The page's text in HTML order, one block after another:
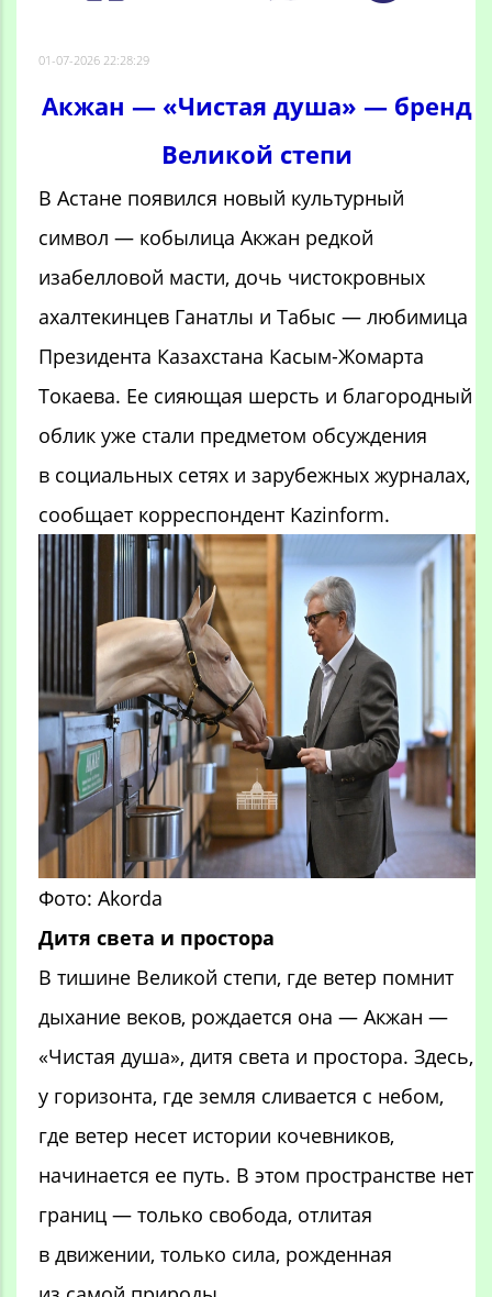
01-07-2026 22:28:29
Акжан — «Чистая душа» — бренд
Великой степи
В Астане появился новый культурный
символ — кобылица Акжан редкой
изабелловой масти, дочь чистокровных
ахалтекинцев Ганатлы и Табыс — любимица
Президента Казахстана Касым-Жомарта
Токаева. Ее сияющая шерсть и благородный
облик уже стали предметом обсуждения
в социальных сетях и зарубежных журналах,
сообщает корреспондент Kazinform.
Фото: Akorda
Дитя света и простора
В тишине Великой степи, где ветер помнит
дыхание веков, рождается она — Акжан —
«Чистая душа», дитя света и простора. Здесь,
у горизонта, где земля сливается с небом,
где ветер несет истории кочевников,
начинается ее путь. В этом пространстве нет
границ — только свобода, отлитая
в движении, только сила, рожденная